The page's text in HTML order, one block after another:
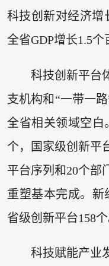
科技创新对经济增
全省GDP增长1.5个
科技创新平台
支机构和“一带一
全省相关领域空白
个，国家级创新平
平台序列和20个部
重塑基本完成。新
省级创新平台158个
科技赋能产业